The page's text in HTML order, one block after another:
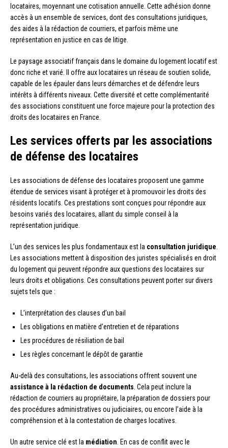
locataires, moyennant une cotisation annuelle. Cette adhésion donne
accès à un ensemble de services, dont des consultations juridiques,
des aides à la rédaction de courriers, et parfois même une
représentation en justice en cas de litige.
Le paysage associatif français dans le domaine du logement locatif est
donc riche et varié. Il offre aux locataires un réseau de soutien solide,
capable de les épauler dans leurs démarches et de défendre leurs
intérêts à différents niveaux. Cette diversité et cette complémentarité
des associations constituent une force majeure pour la protection des
droits des locataires en France.
Les services offerts par les associations
de défense des locataires
Les associations de défense des locataires proposent une gamme
étendue de services visant à protéger et à promouvoir les droits des
résidents locatifs. Ces prestations sont conçues pour répondre aux
besoins variés des locataires, allant du simple conseil à la
représentation juridique.
L’un des services les plus fondamentaux est la consultation juridique.
Les associations mettent à disposition des juristes spécialisés en droit
du logement qui peuvent répondre aux questions des locataires sur
leurs droits et obligations. Ces consultations peuvent porter sur divers
sujets tels que :
L’interprétation des clauses d’un bail
Les obligations en matière d’entretien et de réparations
Les procédures de résiliation de bail
Les règles concernant le dépôt de garantie
Au-delà des consultations, les associations offrent souvent une
assistance à la rédaction de documents. Cela peut inclure la
rédaction de courriers au propriétaire, la préparation de dossiers pour
des procédures administratives ou judiciaires, ou encore l’aide à la
compréhension et à la contestation de charges locatives.
Un autre service clé est la médiation. En cas de conflit avec le